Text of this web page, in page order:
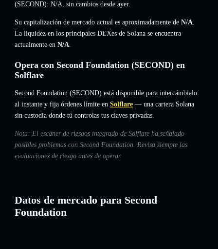
(SECOND): N/A, sin cambios desde ayer.
Su capitalización de mercado actual es aproximadamente de N/A.
La liquidez en los principales DEXes de Solana se encuentra
actualmente en N/A.
Opera con Second Foundation (SECOND) en
Solflare
Second Foundation (SECOND) está disponible para intercámbialo
al instante y fija órdenes límite en Solflare — una cartera Solana
sin custodia donde tú controlas tus claves privadas.
Nota: El escáner de riesgos integrado de Solflare ha señalado
posibles problemas con Second Foundation. Revisa siempre las
evaluaciones de riesgo antes de operar.
Datos de mercado para Second
Foundation